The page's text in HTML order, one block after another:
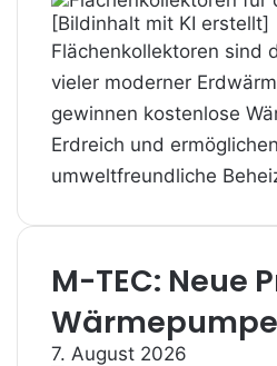
Flächenkollektoren sind
vieler moderner
gewinnen kostenlose
Erdreich und
umweltfreundliche
M-TEC: Neue
7. August 2026